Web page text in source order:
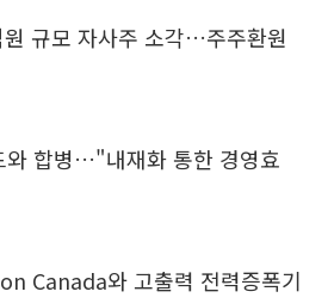
규모 자사주 소각…주주환원
합병…"내재화 통한 경영효
Canada와 고출력 전력증폭기